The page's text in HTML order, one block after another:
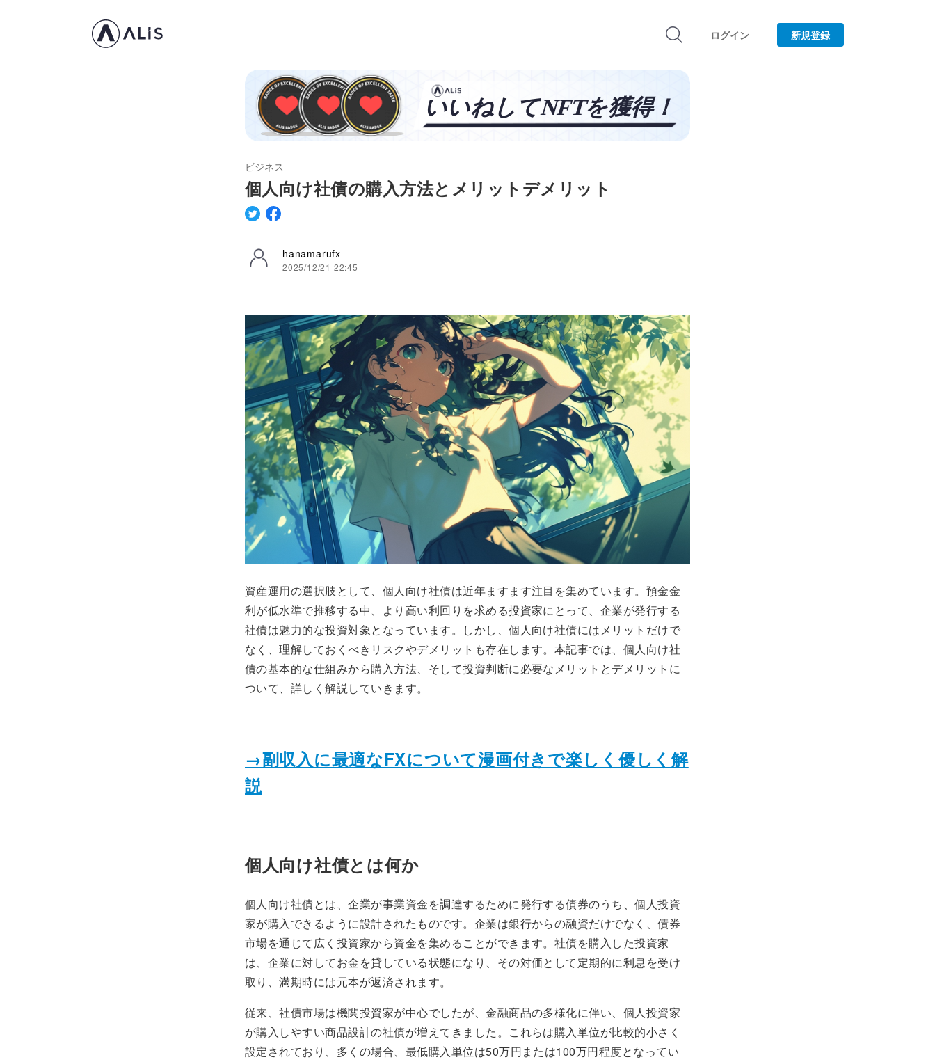
ログイン 新規登録
ビジネス
個人向け社債の購入方法とメリットデメリット
hanamarufx
2025/12/21 22:45
資産運用の選択肢として、個人向け社債は近年ますます注目を集めています。預金金
利が低水準で推移する中、より高い利回りを求める投資家にとって、企業が発行する
社債は魅力的な投資対象となっています。しかし、個人向け社債にはメリットだけで
なく、理解しておくべきリスクやデメリットも存在します。本記事では、個人向け社
債の基本的な仕組みから購入方法、そして投資判断に必要なメリットとデメリットに
ついて、詳しく解説していきます。
→副収入に最適なFXについて漫画付きで楽しく優しく解
説
個人向け社債とは何か
個人向け社債とは、企業が事業資金を調達するために発行する債券のうち、個人投資
家が購入できるように設計されたものです。企業は銀行からの融資だけでなく、債券
市場を通じて広く投資家から資金を集めることができます。社債を購入した投資家
は、企業に対してお金を貸している状態になり、その対価として定期的に利息を受け
取り、満期時には元本が返済されます。
従来、社債市場は機関投資家が中心でしたが、金融商品の多様化に伴い、個人投資家
が購入しやすい商品設計の社債が増えてきました。これらは購入単位が比較的小さく
設定されており、多くの場合、最低購入単位は50万円または100万円程度となってい